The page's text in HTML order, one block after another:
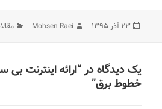
ارسال
۲۳ آذر ۱۳۹۵ نویسنده
Mohsen Raei
یک دیدگاه در “ارائه اینترنت
خطوط برق”